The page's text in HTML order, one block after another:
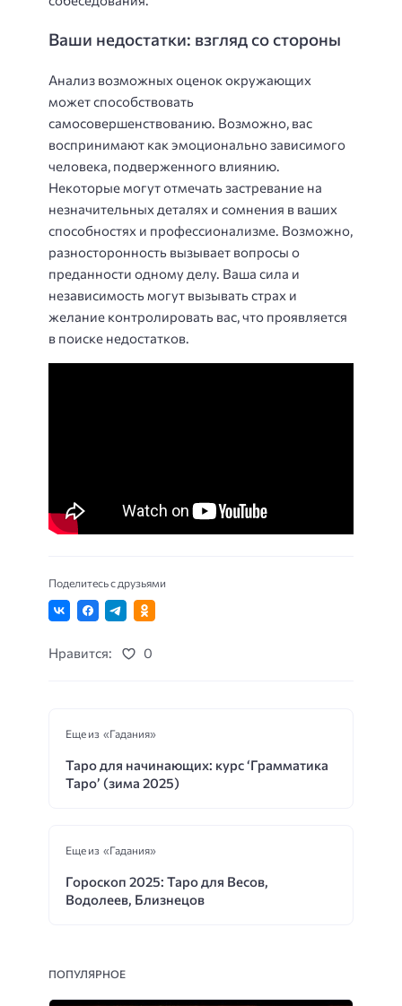
Ваши недостатки: взгляд со стороны
Анализ возможных оценок окружающих
может способствовать
самосовершенствованию. Возможно, вас
воспринимают как эмоционально зависимого
человека, подверженного влиянию.
Некоторые могут отмечать застревание на
незначительных деталях и сомнения в ваших
способностях и профессионализме. Возможно,
разносторонность вызывает вопросы о
преданности одному делу. Ваша сила и
независимость могут вызывать страх и
желание контролировать вас, что проявляется
в поиске недостатков.
Поделитесь с друзьями
Нравится: 0
Еще из «Гадания»
Таро для начинающих: курс ‘Грамматика
Таро’ (зима 2025)
Еще из «Гадания»
Гороскоп 2025: Таро для Весов,
Водолеев, Близнецов
ПОПУЛЯРНОЕ